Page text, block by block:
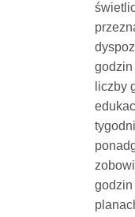
godzin
liczby
godzin